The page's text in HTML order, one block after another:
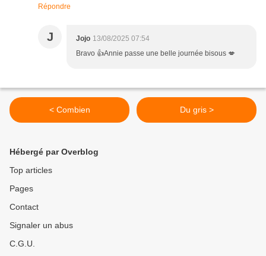
Répondre
J Jojo 13/08/2025 07:54
Bravo 👍Annie passe une belle journée bisous 💋
< Combien Du gris >
Hébergé par Overblog
Top articles
Pages
Contact
Signaler un abus
C.G.U.